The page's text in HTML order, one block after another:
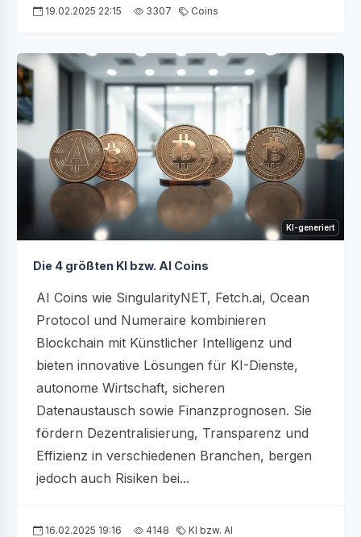
19.02.2025 22:15 3307 Coins
KI-generiert
Die 4 größten KI bzw. AI Coins
AI Coins wie SingularityNET, Fetch.ai, Ocean
Protocol und Numeraire kombinieren
Blockchain mit Künstlicher Intelligenz und
bieten innovative Lösungen für KI-Dienste,
autonome Wirtschaft, sicheren
Datenaustausch sowie Finanzprognosen. Sie
fördern Dezentralisierung, Transparenz und
Effizienz in verschiedenen Branchen, bergen
jedoch auch Risiken bei...
16.02.2025 19:16 4148 KI bzw. AI